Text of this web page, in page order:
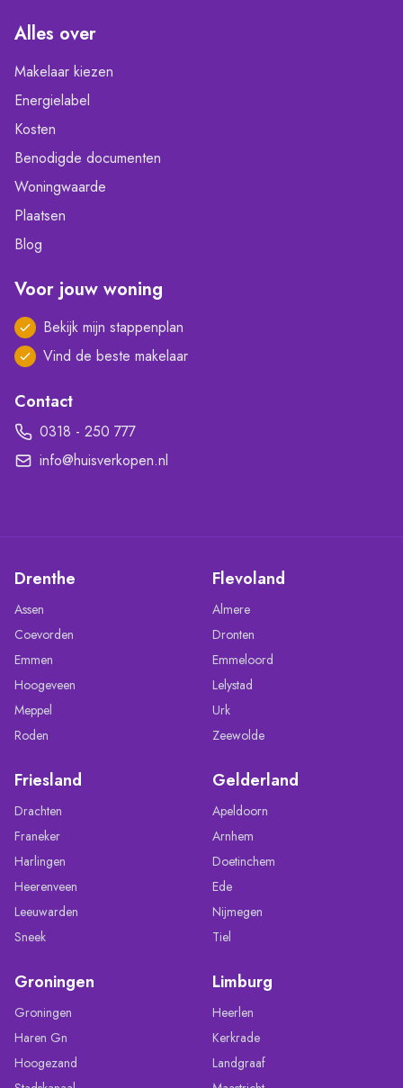
Alles over
Makelaar kiezen
Energielabel
Kosten
Benodigde documenten
Woningwaarde
Plaatsen
Blog
Voor jouw woning
Bekijk mijn stappenplan
Vind de beste makelaar
Contact
0318 - 250 777
info@huisverkopen.nl
Drenthe
Assen
Coevorden
Emmen
Hoogeveen
Meppel
Roden
Flevoland
Almere
Dronten
Emmeloord
Lelystad
Urk
Zeewolde
Friesland
Drachten
Franeker
Harlingen
Heerenveen
Leeuwarden
Sneek
Gelderland
Apeldoorn
Arnhem
Doetinchem
Ede
Nijmegen
Tiel
Groningen
Groningen
Haren Gn
Hoogezand
Limburg
Heerlen
Kerkrade
Landgraaf